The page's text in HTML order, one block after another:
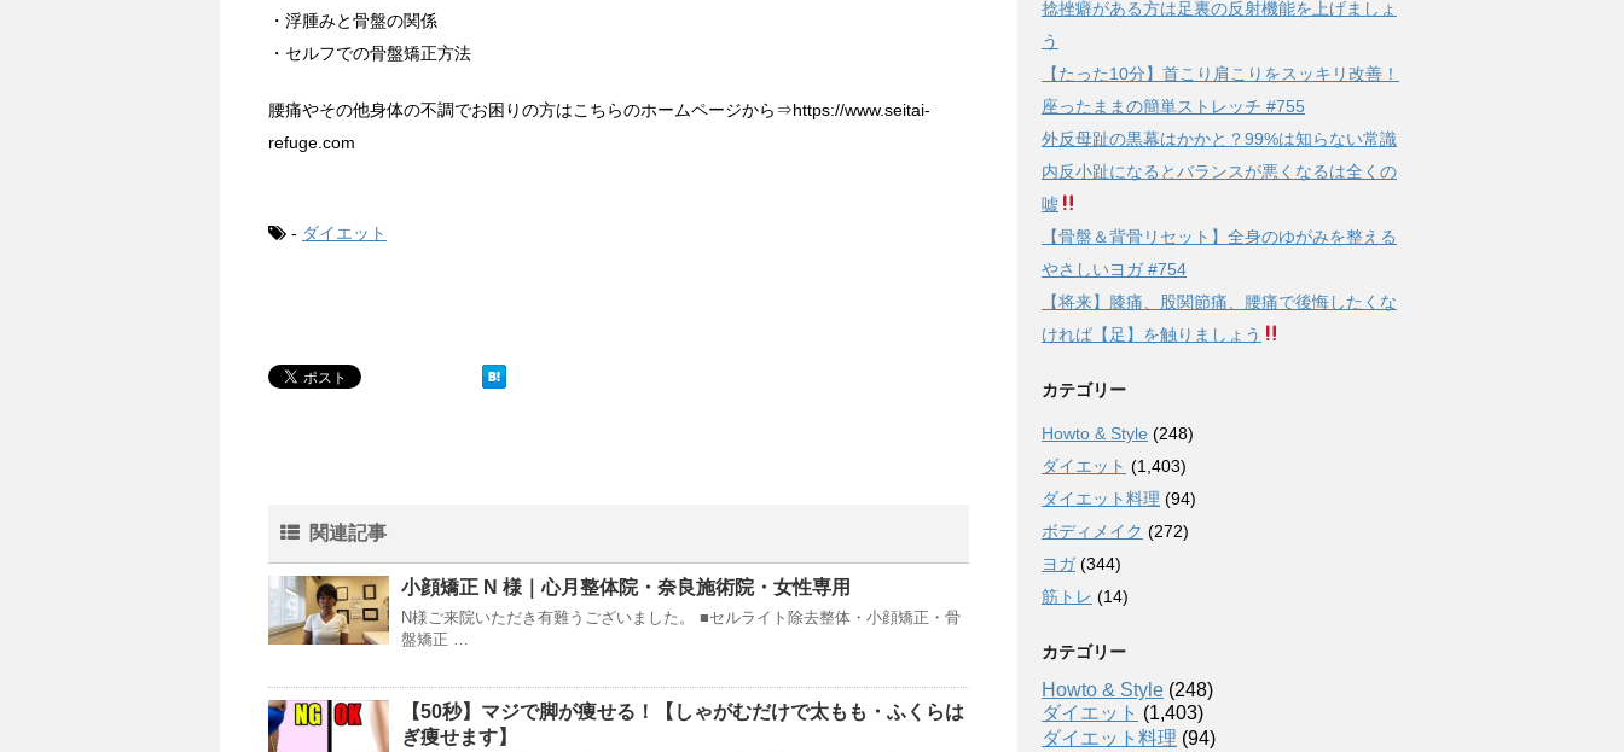
・浮腫みと骨盤の関係
・セルフでの骨盤矯正方法
腰痛やその他身体の不調でお困りの方はこちらのホームページから⇒https://www.seitai-
refuge.com
- ダイエット
関連記事
小顔矯正 N 様｜心月整体院・奈良施術院・女性専用
N様ご来院いただき有難うございました。 ■セルライト除去整体・小顔矯正・骨
盤矯正 …
【50秒】マジで脚が痩せる！【しゃがむだけで太もも・ふくらは
ぎ痩せます】
捻挫癖がある方は足裏の反射機能を上げましょ
う
【たった10分】首こり肩こりをスッキリ改善！
座ったままの簡単ストレッチ #755
外反母趾の黒幕はかかと？99%は知らない常識
内反小趾になるとバランスが悪くなるは全くの
嘘
【骨盤＆背骨リセット】全身のゆがみを整える
やさしいヨガ #754
【将来】膝痛、股関節痛、腰痛で後悔したくな
ければ【足】を触りましょう
カテゴリー
Howto & Style (248)
ダイエット (1,403)
ダイエット料理 (94)
ボディメイク (272)
ヨガ(344)
筋トレ (14)
カテゴリー
Howto & Style (248)
ダイエット (1,403)
ダイエット料理 (94)